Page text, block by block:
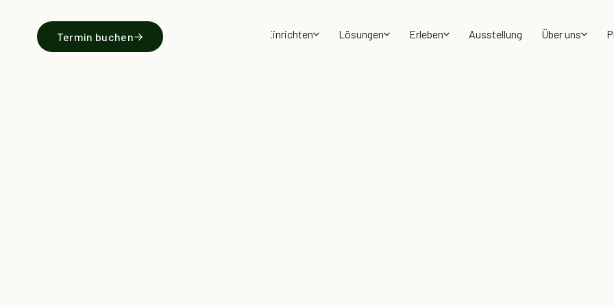
Küchen & Einrichten Lösungen Erleben Ausstellung Über uns
Termin buchen